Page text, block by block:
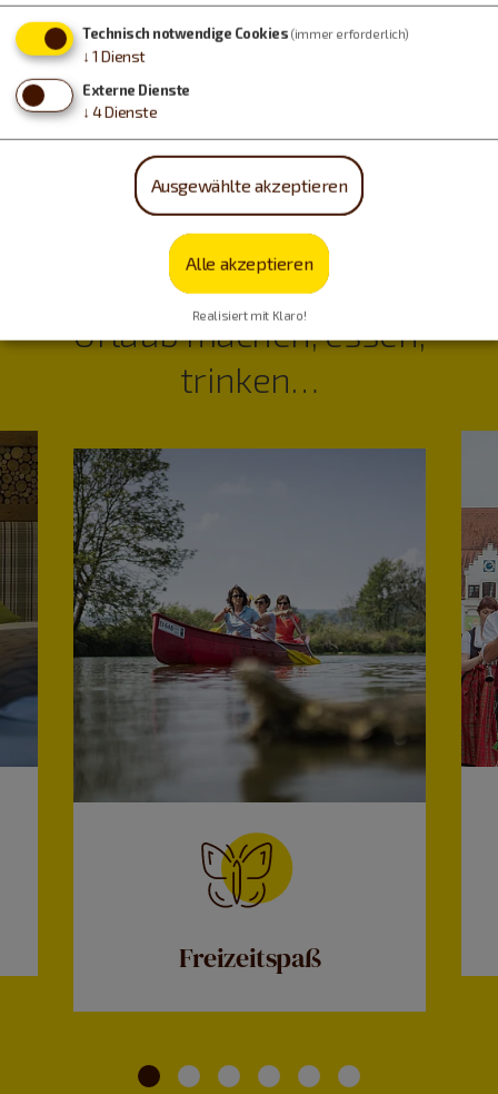
Urlaub machen, essen,
trinken…
Freizeitspaß
Technisch notwendige Cookies (immer erforderlich)
↓ 1 Dienst
Externe Dienste
↓ 4Dienste
Ausgewählte akzeptieren
Alle akzeptieren
Realisiert mit Klaro!